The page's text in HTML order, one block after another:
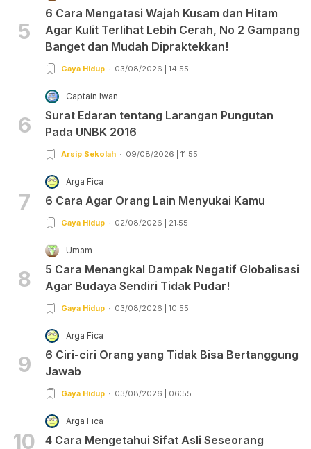
5
6 Cara Mengatasi Wajah Kusam dan Hitam
Agar Kulit Terlihat Lebih Cerah, No 2 Gampang
Banget dan Mudah Dipraktekkan!
Gaya Hidup 03/08/2026 | 14:55
6
Captain Iwan
Surat Edaran tentang Larangan Pungutan
Pada UNBK 2016
Arsip Sekolah 09/08/2026 | 11:55
7
Arga Fica
6 Cara Agar Orang Lain Menyukai Kamu
Gaya Hidup 02/08/2026 | 21:55
8
Umam
5 Cara Menangkal Dampak Negatif Globalisasi
Agar Budaya Sendiri Tidak Pudar!
Gaya Hidup 03/08/2026 | 10:55
9
Arga Fica
6 Ciri-ciri Orang yang Tidak Bisa Bertanggung
Jawab
Gaya Hidup 03/08/2026 | 06:55
10
Arga Fica
4 Cara Mengetahui Sifat Asli Seseorang